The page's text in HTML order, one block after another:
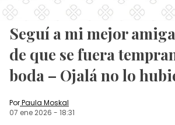
Seguí a mi mejor
de que se fuera
boda – Ojalá no lo
PorPaula Moskal
07 ene 2026 - 18:31